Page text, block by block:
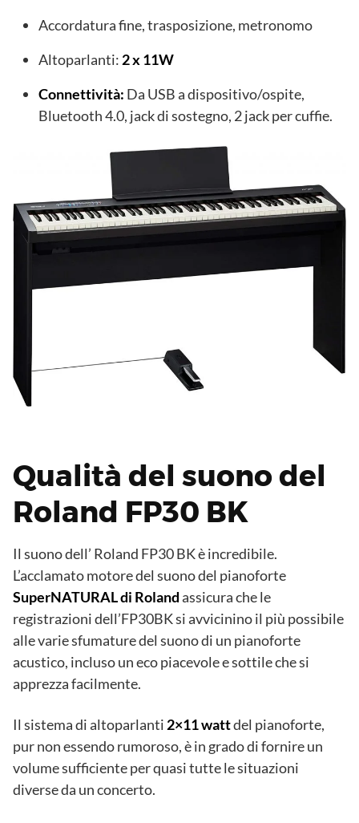
Accordatura fine, trasposizione, metronomo
Altoparlanti: 2 x 11W
Connettività: Da USB a dispositivo/ospite,
Bluetooth 4.0, jack di sostegno, 2 jack per cuffie.
Qualità del suono del
Roland FP30 BK
Il suono dell’ Roland FP30 BK è incredibile.
L’acclamato motore del suono del pianoforte
SuperNATURAL di Rolandassicura che le
registrazioni dell’FP30BK si avvicinino il più possibile
alle varie sfumature del suono di un pianoforte
acustico, incluso un eco piacevole e sottile che si
apprezza facilmente.
Il sistema di altoparlanti 2×11 wattdel pianoforte,
pur non essendo rumoroso, è in grado di fornire un
volume sufficiente per quasi tutte le situazioni
diverse da un concerto.